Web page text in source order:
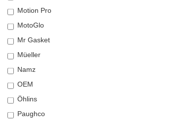
Motion Pro
MotoGlo
Mr Gasket
Müeller
Namz
OEM
Öhlins
Paughco